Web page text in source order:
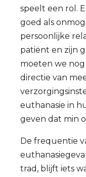
speelt een rol.
goed als
persoonlijke
patiënt en zijn
moeten we
directie van
euthanasie in
geven dat min
De frequentie
trad, blijft iets